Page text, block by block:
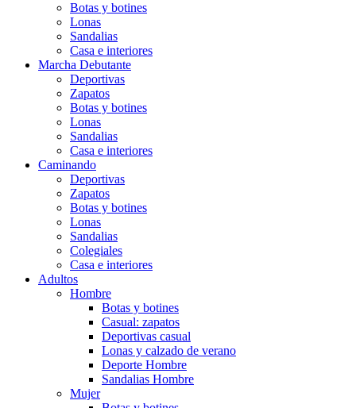
Botas y botines
Lonas
Sandalias
Casa e interiores
Marcha Debutante
Deportivas
Zapatos
Botas y botines
Lonas
Sandalias
Casa e interiores
Caminando
Deportivas
Zapatos
Botas y botines
Lonas
Sandalias
Colegiales
Casa e interiores
Adultos
Hombre
Botas y botines
Casual: zapatos
Deportivas casual
Lonas y calzado de verano
Deporte Hombre
Sandalias Hombre
Mujer